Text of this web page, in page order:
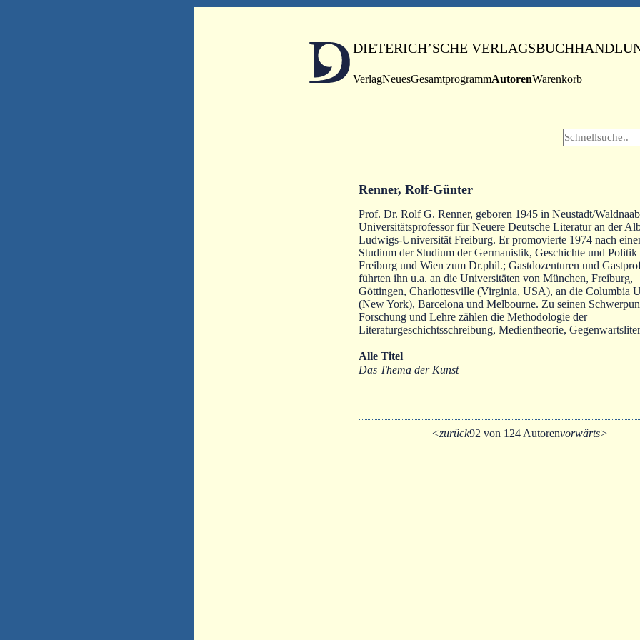
DIETERICH’SCHE
VerlagNeuesGesamtprogrammAutorenWarenkorb
Renner, Rolf-Günter
Prof. Dr. Rolf G. Renner, geboren 1945 in Neustadt/
Universitätsprofessor für Neuere Deutsche Literatur an der
Ludwigs-Universität Freiburg. Er promovierte 1974 nach
Studium der Studium der Germanistik, Geschichte und Politik
Freiburg und Wien zum Dr.phil.; Gastdozenturen und
führten ihn u.a. an die Universitäten von München, Freiburg,
Göttingen, Charlottesville (Virginia, USA), an die Columbia
(New York), Barcelona und Melbourne. Zu seinen
Forschung und Lehre zählen die Methodologie der
Literaturgeschichtsschreibung, Medientheorie,
Alle Titel
Das Thema der Kunst
<zurück92 von 124 Autorenvorwärts>